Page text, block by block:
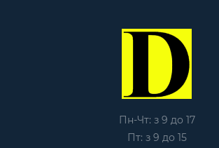
Пн-Чт: з 9 до 17
Пт: з 9 до 15